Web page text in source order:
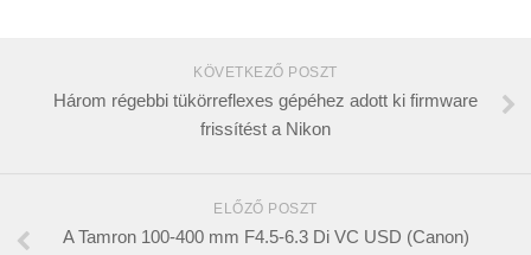
KÖVETKEZŐ POSZT
Három régebbi tükörreflexes gépéhez adott ki firmware
frissítést a Nikon
ELŐZŐ POSZT
A Tamron 100-400 mm F4.5-6.3 Di VC USD (Canon)